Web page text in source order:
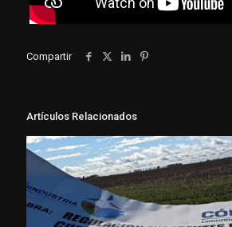
Compartir
Artículos Relacionados